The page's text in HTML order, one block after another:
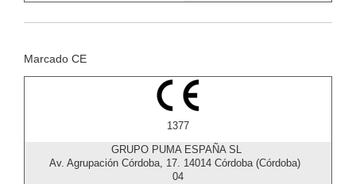
Marcado CE
1377
GRUPO PUMA ESPAÑA SL
Av. Agrupación Córdoba, 17. 14014 Córdoba (Córdoba)
04